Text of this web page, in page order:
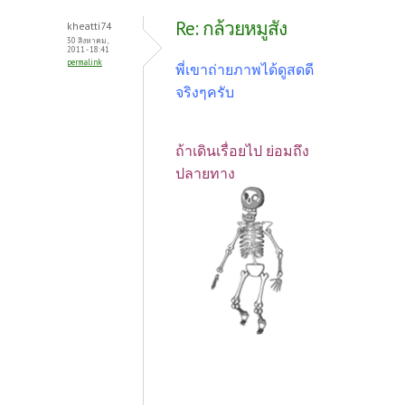
kheatti74
30 สิงหาคม,
2011 - 18:41
permalink
Re: กล้วยหมูสัง
พี่เขาถ่ายภาพได้ดูสดดี
จริงๆครับ
ถ้าเดินเรื่อยไป ย่อมถึง
ปลายทาง